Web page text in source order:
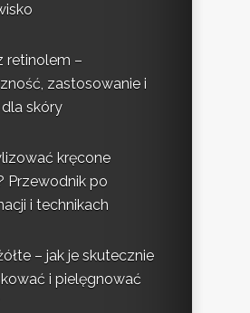
retinolem –
zastosowanie i
skóry
kręcone
Przewodnik po
i technikach
– jak je skutecznie
i pielęgnować